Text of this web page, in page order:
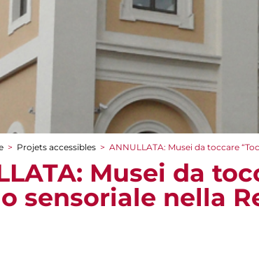
> Projets accessibles > ANNULLATA: Musei da toccare
Musei da
sensoriale nella